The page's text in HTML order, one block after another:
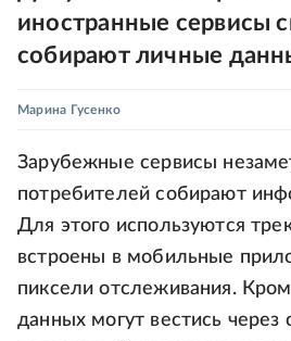
иностранные сервисы
собирают личные
Марина Гусенко
Зарубежные сервисы
потребителей собирают
Для этого используются
встроены в мобильные
пиксели отслеживания.
данных могут вестись